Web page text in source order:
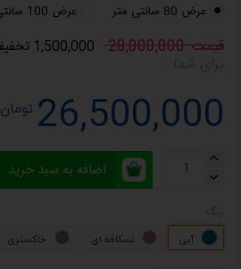
عرض 80 سانتی متر عرض 100 سانتی متر [+1,500,000 ]
قیمت: 28,000,000 1,500,000 تخفیف
26,500,000 تومان
اضافه به سبد خرید
آبی نسکافه ای خاکستری